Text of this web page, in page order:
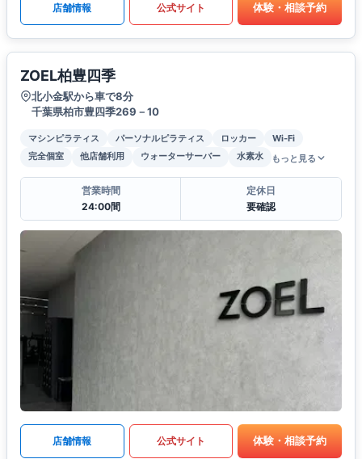
店舗情報 公式サイト 体験・相談予約
ZOEL柏豊四季
北小金駅から車で8分
千葉県柏市豊四季269－10
マシンピラティス パーソナルピラティス ロッカー
Wi-Fi
完全個室
他店舗利用 ウォーターサーバー 水素水 もっと見る
営業時間
24:00間
定休日
要確認
店舗情報 公式サイト 体験・相談予約